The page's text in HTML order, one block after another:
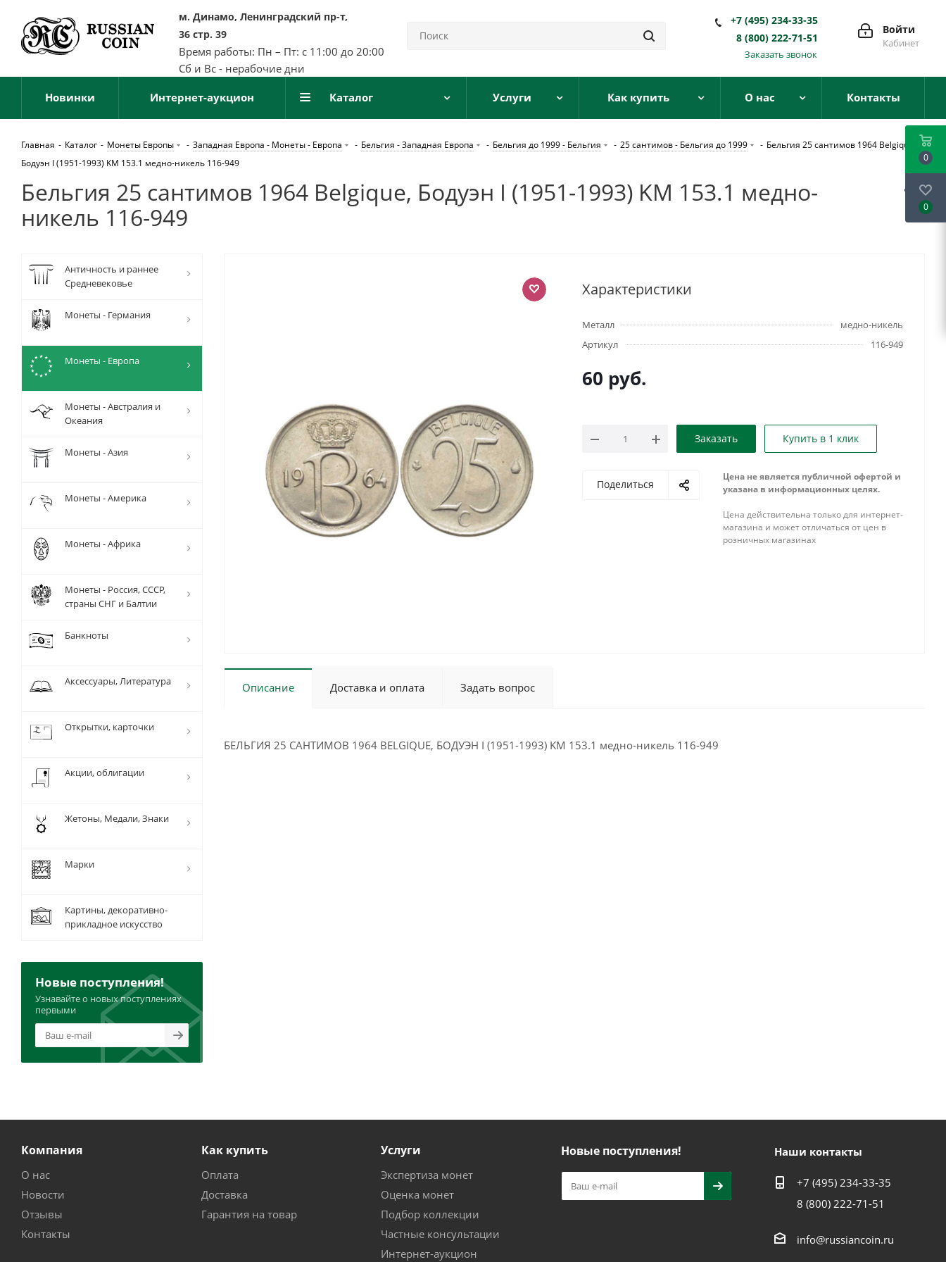
м. Динамо, Ленинградский пр-т,
36 стр. 39
Время работы: Пн – Пт: с 11:00 до 20:00
Сб и Вс - нерабочие дни
Войти
Кабинет
+7 (495) 234-33-35
8 (800) 222-71-51
Заказать звонок
Новинки Интернет-аукцион Каталог Услуги Как купить О нас Контакты
Главная - Каталог - Монеты Европы - Западная Европа - Монеты - Европа - Бельгия - Западная Европа - Бельгия до 1999 - Бельгия - 25 сантимов - Бельгия до 1999 - Бельгия 25 сантимов 1964 Belgique,
Бодуэн I (1951-1993) KM 153.1 медно-никель 116-949
Бельгия 25 сантимов 1964 Belgique, Бодуэн I (1951-1993) KM 153.1 медно-
никель 116-949
Характеристики
Металл
медно-никель
Артикул
116-949
60 руб.
Заказать Купить в 1 клик
Поделиться
Цена не является публичной офертой и
указана в информационных целях.
Цена действительна только для интернет-
магазина и может отличаться от цен в
розничных магазинах
Описание Доставка и оплата Задать вопрос
БЕЛЬГИЯ 25 САНТИМОВ 1964 BELGIQUE, БОДУЭН I (1951-1993) KM 153.1 медно-никель 116-949
Античность и раннее
Средневековье
Монеты - Германия
Монеты - Европа
Монеты - Австралия и
Океания
Монеты - Азия
Монеты - Америка
Монеты - Африка
Монеты - Россия, СССР,
страны СНГ и Балтии
Банкноты
Аксессуары, Литература
Открытки, карточки
Акции, облигации
Жетоны, Медали, Знаки
Марки
Картины, декоративно-
прикладное искусство
Новые поступления!
Узнавайте о новых поступлениях
первыми
Компания
О нас
Новости
Отзывы
Контакты
Как купить
Оплата
Доставка
Гарантия на товар
Услуги
Экспертиза монет
Оценка монет
Подбор коллекции
Частные консультации
Интернет-аукцион
Новые поступления! Наши контакты
+7 (495) 234-33-35
8 (800) 222-71-51
info@russiancoin.ru
0
0